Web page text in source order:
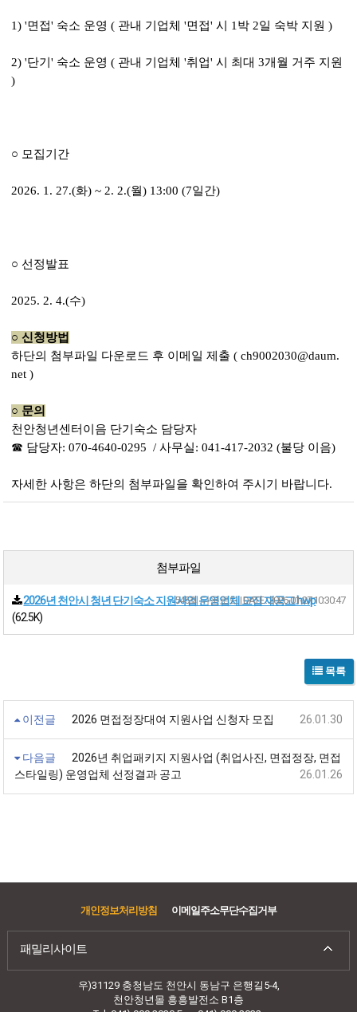
1) '면접' 숙소 운영 ( 관내 기업체 '면접' 시 1박 2일 숙박 지원 )
2) '단기' 숙소 운영 ( 관내 기업체 '취업' 시 최대 3개월 거주 지원
)
○ 모집기간
2026. 1. 27.(화) ~ 2. 2.(월) 13:00 (7일간)
○ 선정발표
2025. 2. 4.(수)
○신청방법
하단의 첨부파일 다운로드 후 이메일 제출( ch9002030@daum.
net )
○ 문의
천안청년센터이음 단기숙소 담당자
☎ 담당자: 070-4640-0295 / 사무실: 041-417-2032 (불당 이음)
자세한 사항은 하단의 첨부파일을 확인하여 주시기 바랍니다.
첨부파일
2026년 천안시 청년 단기숙소 지원사업 운영업체 모집 재공고.hwp
(62.5K)
545회 다운로드 | DATE : 2026-01-27 10:30:47
목록
이전글 2026 면접정장대여 지원사업 신청자 모집 26.01.30
다음글
2026년 취업패키지 지원사업 (취업사진, 면접정장, 면접
스타일링) 운영업체 선정결과 공고
26.01.26
개인정보처리방침 이메일주소무단수집거부
패밀리사이트
우)31129 충청남도 천안시 동남구 은행길5-4,
천안청년몰 흥흥발전소 B1층